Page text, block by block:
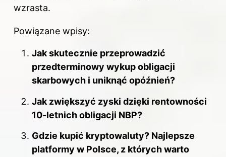
wzrasta.
Powiązane wpisy:
Jak skutecznie przeprowadzić
przedterminowy wykup obligacji
skarbowych i uniknąć opóźnień?
Jak zwiększyć zyski dzięki rentowności
10-letnich obligacji NBP?
Gdzie kupić kryptowaluty? Najlepsze
platformy w Polsce, z których warto